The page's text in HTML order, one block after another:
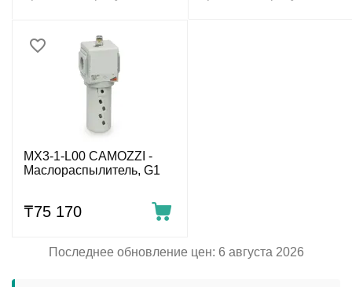
MX3-1-L00 CAMOZZI -
Маслораспылитель, G1
₸75 170
Последнее обновление цен: 6 августа 2026